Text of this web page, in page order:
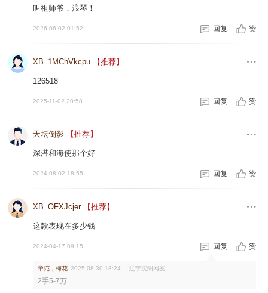
叫祖师爷，浪琴！
2026-06-02 01:52 回复 赞
XB_1MChVkcpu 【推荐】
126518
2025-11-02 20:58 回复 赞
天坛倒影 【推荐】
深潜和海使那个好
2024-08-02 18:55 回复 赞
XB_OFXJcjer 【推荐】
这款表现在多少钱
2024-04-17 09:15 回复 赞
帝陀，梅花 2025-08-30 18:24 辽宁沈阳网友
2手5-7万